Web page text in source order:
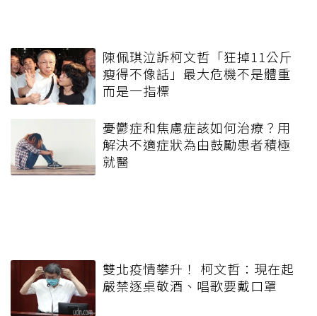
陳佩琪泣訴柯文哲「狂掉11公斤
瘦得不像話」最大危機不是體重
而是一指標
憂鬱症和焦慮症該如何治療？用
解決不適症狀為由鼓勵患者積極
就醫
雙北疫情攀升！ 柯文哲：現在起
嚴禁逐桌敬酒、唱歌要戴口罩